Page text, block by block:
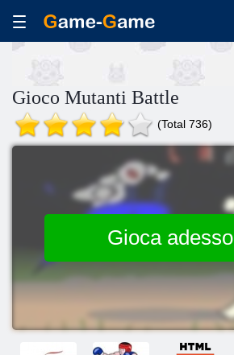
Gioco Mutanti Battle
(Total 736)
Gioca adesso